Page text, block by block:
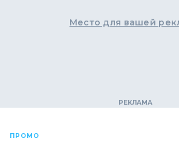
Место для вашей
ПРОМО